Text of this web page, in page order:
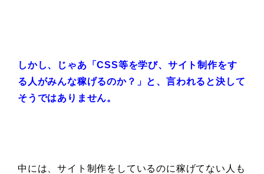
しかし、じゃあ「CSS等を学び、サイト制作をす
る人がみんな稼げるのか？」と、言われると決して
そうではありません。
中には、サイト制作をしているのに稼げてない人も